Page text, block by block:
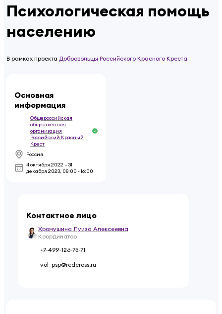
Психологическая помощь
населению
В рамках проекта Добровольцы Российского Красного Креста
Основная
информация
Общероссийская
общественная
организация
Российский Красный
Крест
Россия
4 октября 2022 – 31
декабря 2023, 08:00 - 16:00
Контактное лицо
Хромушина Луиза Алексеевна
Координатор
+7-499-126-75-71
vol_psp@redcross.ru